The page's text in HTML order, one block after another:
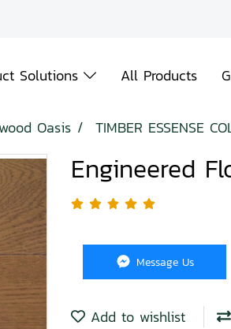
Solutions All Products
Oasis TIMBER ESSENSE
Engineered
Message Us
Add to wishlist